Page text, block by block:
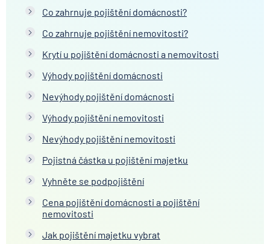
Co zahrnuje pojištění domácnosti?
Co zahrnuje pojištění nemovitosti?
Krytí u pojištění domácnosti a nemovitosti
Výhody pojištění domácnosti
Nevýhody pojištění domácnosti
Výhody pojištění nemovitosti
Nevýhody pojištění nemovitosti
Pojistná částka u pojištění majetku
Vyhněte se podpojištění
Cena pojištění domácnosti a pojištění
nemovitosti
Jak pojištění majetku vybrat